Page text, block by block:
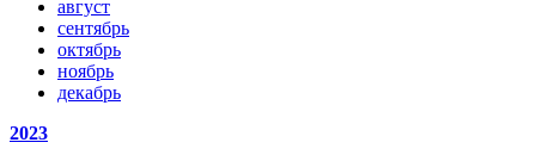
август
сентябрь
октябрь
ноябрь
декабрь
2023